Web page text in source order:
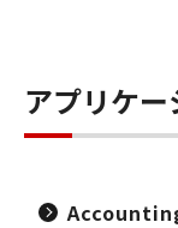
アプリケー